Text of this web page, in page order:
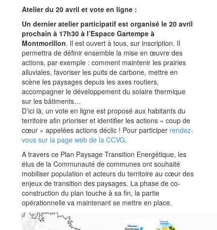
Atelier du 20 avril et vote en ligne :
Un dernier atelier participatif est organisé le 20 avril
prochain à 17h30 à l’Espace Gartempe à
Montmorillon. Il est ouvert à tous, sur inscription. Il
permettra de définir ensemble la mise en œuvre des
actions, par exemple : comment maintenir les prairies
alluviales, favoriser les puits de carbone, mettre en
scène les paysages depuis les axes routiers,
accompagner le développement du solaire thermique
sur les bâtiments…
D’ici là, un vote en ligne est proposé aux habitants du
territoire afin prioriser et identifier les actions « coup de
cœur » appelées actions déclic ! Pour participer rendez-
vous sur la page web de la CCVG.
A travers ce Plan Paysage Transition Energétique, les
élus de la Communauté de communes ont souhaité
mobiliser population et acteurs du territoire au cœur des
enjeux de transition des paysages. La phase de co-
construction du plan touche à sa fin, la partie
opérationnelle va maintenant se mettre en place.